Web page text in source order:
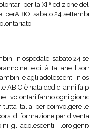
per la XIIª edizione
perABIO, sabato 24
in ospedale: sabato 24
nelle città italiane il
e agli adolescenti in
ABIO è nata dodici anni fa
i volontari fanno ogni
tutta Italia, per coinvolgere
di formazione per
gli adolescenti, i loro